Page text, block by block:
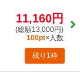
11,160円
(総額13,000円)
100pt×人数
残り1枠